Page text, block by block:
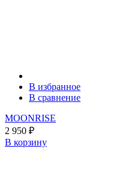
В избранное
В сравнение
MOONRISE
2 950 ₽
В корзину